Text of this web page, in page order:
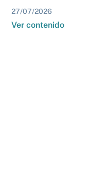
27/07/2026
Ver contenido